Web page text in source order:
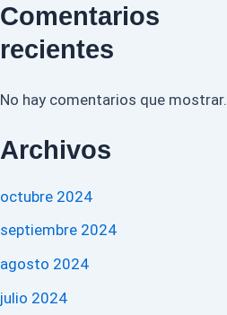
Comentarios
recientes
No hay comentarios que mostrar.
Archivos
octubre 2024
septiembre 2024
agosto 2024
julio 2024